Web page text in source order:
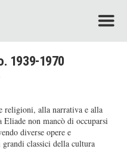
1939-1970
religioni, alla narrativa e alla
non mancò di occuparsi
diverse opere e
classici della cultura